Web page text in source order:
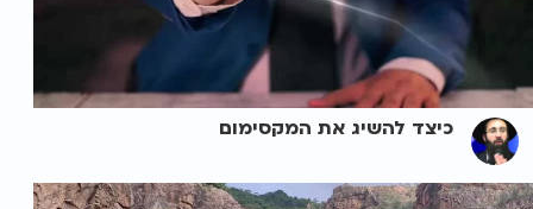
כיצד להשיג את המקסימום